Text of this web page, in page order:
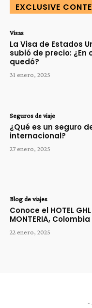
EXCLUSIVE
Visas
La Visa de Estados
subió de precio: ¿En
quedó?
31 enero, 2025
Seguros de viaje
¿Qué es un seguro
internacional?
27 enero, 2025
Blog de viajes
Conoce el HOTEL GHL
MONTERIA, Colombia
22 enero, 2025
-